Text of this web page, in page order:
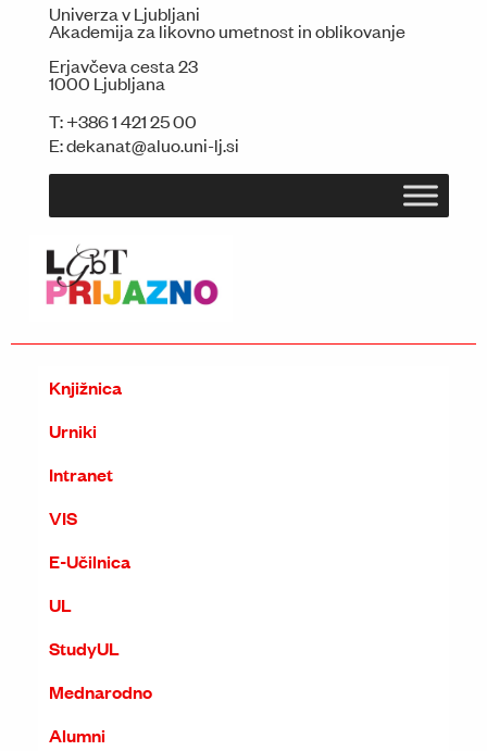
Univerza v Ljubljani
Akademija za likovno umetnost in oblikovanje
Erjavčeva cesta 23
1000 Ljubljana
T:+386 1 421 25 00
E:dekanat@aluo.uni-lj.si
Knjižnica
Urniki
Intranet
VIS
E-Učilnica
UL
StudyUL
Mednarodno
Alumni